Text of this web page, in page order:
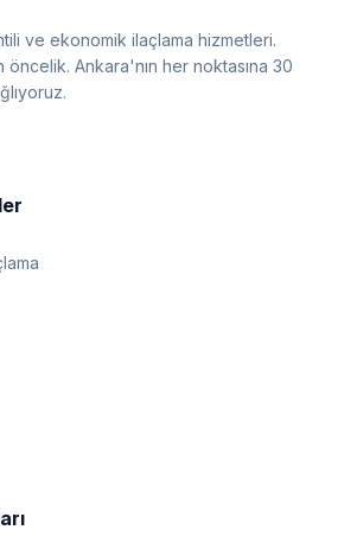
ve ekonomik ilaçlama hizmetleri.
öncelik. Ankara'nın her noktasına 30